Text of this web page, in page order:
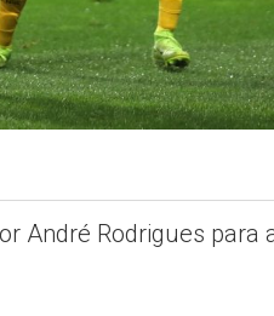
André Rodrigues para